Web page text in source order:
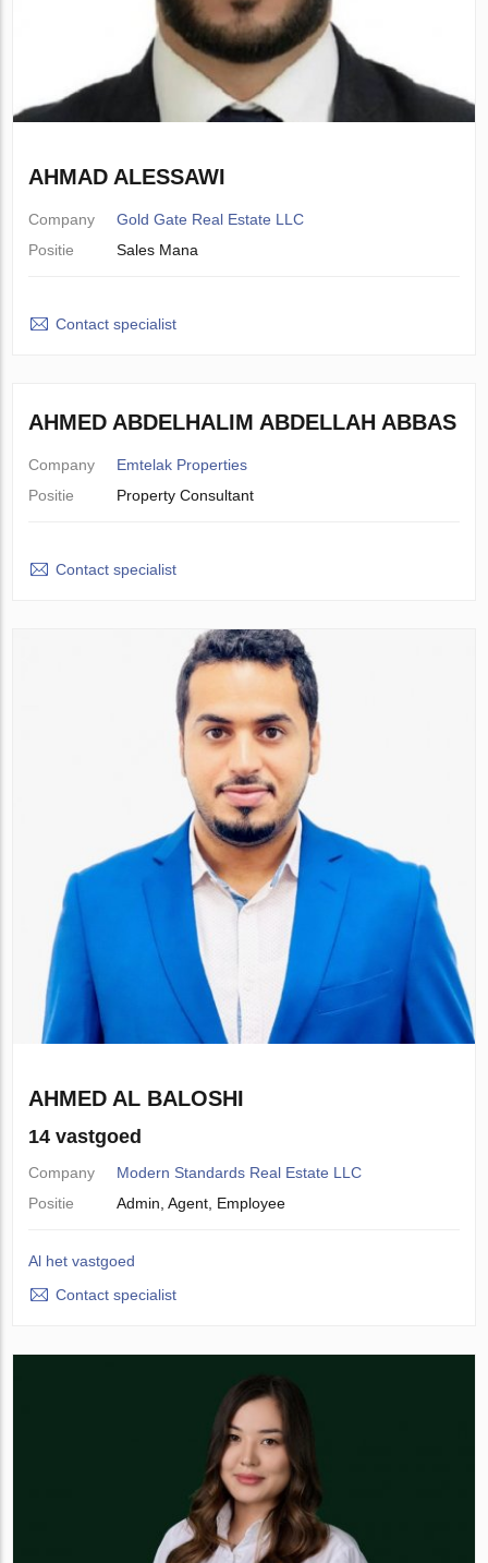
AHMAD ALESSAWI
Company
Gold Gate Real Estate LLC
Positie
Sales Mana
Contact specialist
AHMED ABDELHALIM ABDELLAH ABBAS
Company
Emtelak Properties
Positie
Property Consultant
Contact specialist
AHMED AL BALOSHI
14 vastgoed
Company
Modern Standards Real Estate LLC
Positie
Admin, Agent, Employee
Al het vastgoed
Contact specialist